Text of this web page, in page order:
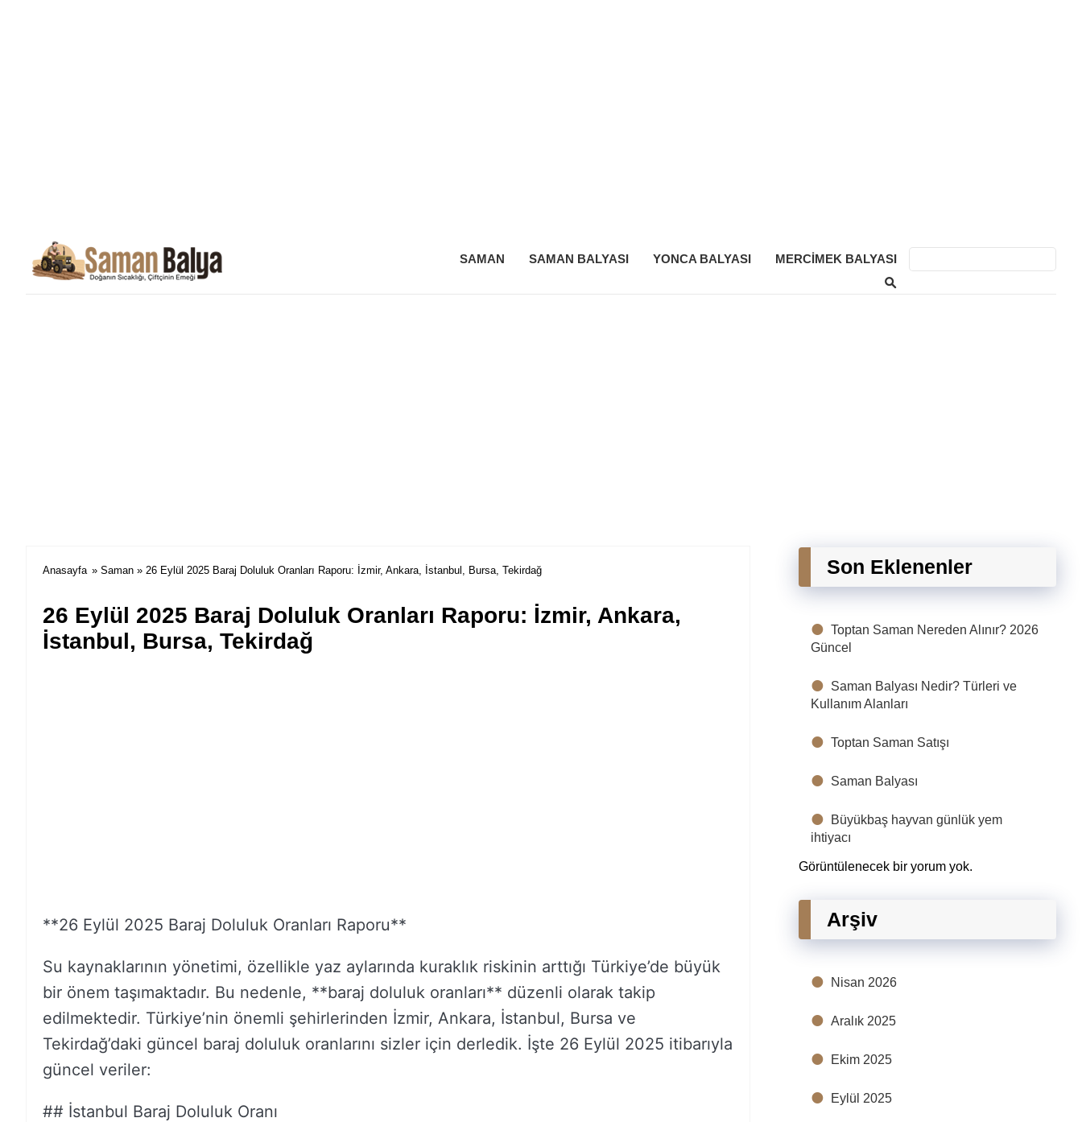
Saman Balyası
SAMAN SAMAN BALYASI YONCA BALYASI MERCIMEK BALYASI
Anasayfa » Saman » 26 Eylül 2025 Baraj Doluluk Oranları Raporu: İzmir, Ankara, İstanbul, Bursa, Tekirdağ
26 Eylül 2025 Baraj Doluluk Oranları Raporu: İzmir, Ankara,
İstanbul, Bursa, Tekirdağ
**26 Eylül 2025 Baraj Doluluk Oranları Raporu**
Su kaynaklarının yönetimi, özellikle yaz aylarında kuraklık riskinin arttığı Türkiye’de büyük
bir önem taşımaktadır. Bu nedenle, **baraj doluluk oranları** düzenli olarak takip
edilmektedir. Türkiye’nin önemli şehirlerinden İzmir, Ankara, İstanbul, Bursa ve
Tekirdağ’daki güncel baraj doluluk oranlarını sizler için derledik. İşte 26 Eylül 2025 itibarıyla
güncel veriler:
## İstanbul Baraj Doluluk Oranı
Son Eklenenler
Toptan Saman Nereden Alınır? 2026
Güncel
Saman Balyası Nedir? Türleri ve
Kullanım Alanları
Toptan Saman Satışı
Saman Balyası
Büyükbaş hayvan günlük yem
ihtiyacı
Görüntülenecek bir yorum yok.
Arşiv
Nisan 2026
Aralık 2025
Ekim 2025
Eylül 2025